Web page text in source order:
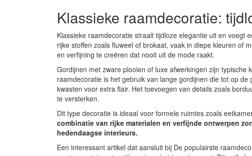
Klassieke raamdecoratie:
Klassieke raamdecoratie straalt tijdloze elegantie uit en voegt
rijke stoffen zoals fluweel of brokaat, vaak in diepe kleuren of
en verfijning te creëren dat nooit uit de mode raakt.
Gordijnen met zware plooien of luxe afwerkingen zijn
raamdecoratie is het gebruik van lange gordijnen die tot op
kwasten voor extra flair. Het toevoegen van details zoals
te versterken.
Dit type decoratie is ideaal voor formele ruimtes zoals
combinatie van rijke materialen en verfijnde ontwerpen
hedendaagse interieurs.
Een interessant artikel dat aansluit bij De populairste